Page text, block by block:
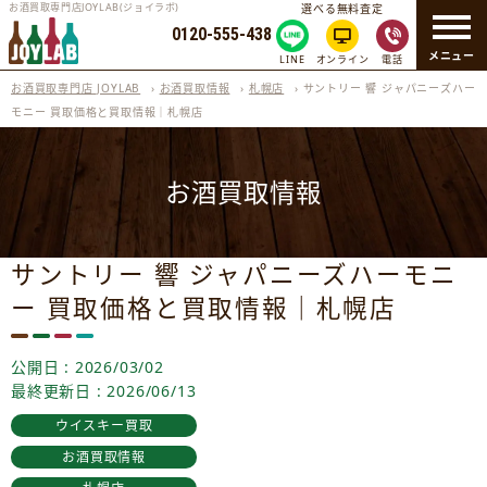
メニュー
お酒買取専門店JOYLAB(ジョイラボ)
0120-555-438
選べる無料査定
LINE オンライン 電話
お酒買取専門店 JOYLAB › お酒買取情報 › 札幌店 › サントリー 響 ジャパニーズハー
モニー 買取価格と買取情報｜札幌店
お酒買取情報
サントリー 響 ジャパニーズハーモニ
ー 買取価格と買取情報｜札幌店
公開日 : 2026/03/02
最終更新日 : 2026/06/13
ウイスキー買取
お酒買取情報